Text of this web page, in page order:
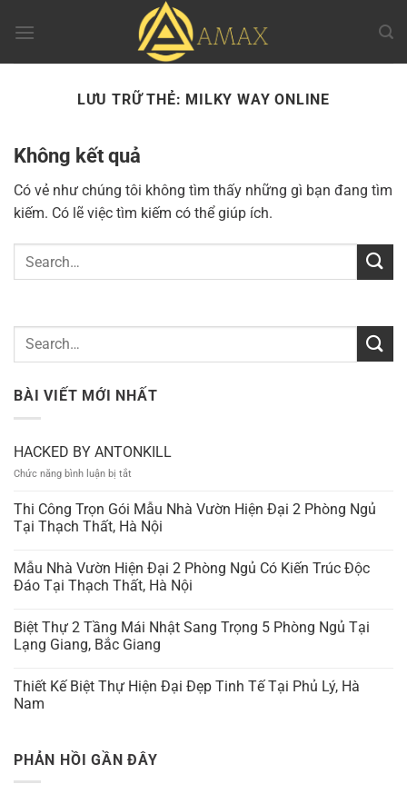
đến
LƯU TRỮ THẺ: MILKY WAY ONLINE
Không kết quả
Có vẻ như chúng tôi không tìm thấy những gì bạn đang tìm
kiếm. Có lẽ việc tìm kiếm có thể giúp ích.
BÀI VIẾT MỚI NHẤT
HACKED BY ANTONKILL
Chức năng bình luận bị tắt
BY
ANTONKILL
Thi Công Trọn Gói Mẫu Nhà Vườn Hiện Đại 2 Phòng Ngủ
Tại Thạch Thất, Hà Nội
Mẫu Nhà Vườn Hiện Đại 2 Phòng Ngủ Có Kiến Trúc Độc
Đáo Tại Thạch Thất, Hà Nội
Biệt Thự 2 Tầng Mái Nhật Sang Trọng 5 Phòng Ngủ Tại
Lạng Giang, Bắc Giang
Thiết Kế Biệt Thự Hiện Đại Đẹp Tinh Tế Tại Phủ Lý, Hà
Nam
PHẢN HỒI GẦN ĐÂY